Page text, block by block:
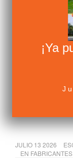
LEGISLACIÓN
Tres cambios
Renault Trucks
la Comunidad
JULIO 13 2026
EN FABRICANTES
¡Ya